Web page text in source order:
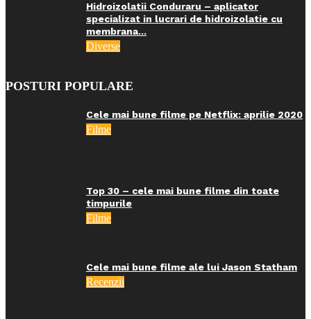
Hidroizolatii Conduraru – aplicator
specializat in lucrari de hidroizolatie cu
membrana...
Diverse
POSTURI POPULARE
Cele mai bune filme pe Netflix: aprilie 2020
Filme
Top 30 – cele mai bune filme din toate
timpurile
Filme
Cele mai bune filme ale lui Jason Statham
Recenzii